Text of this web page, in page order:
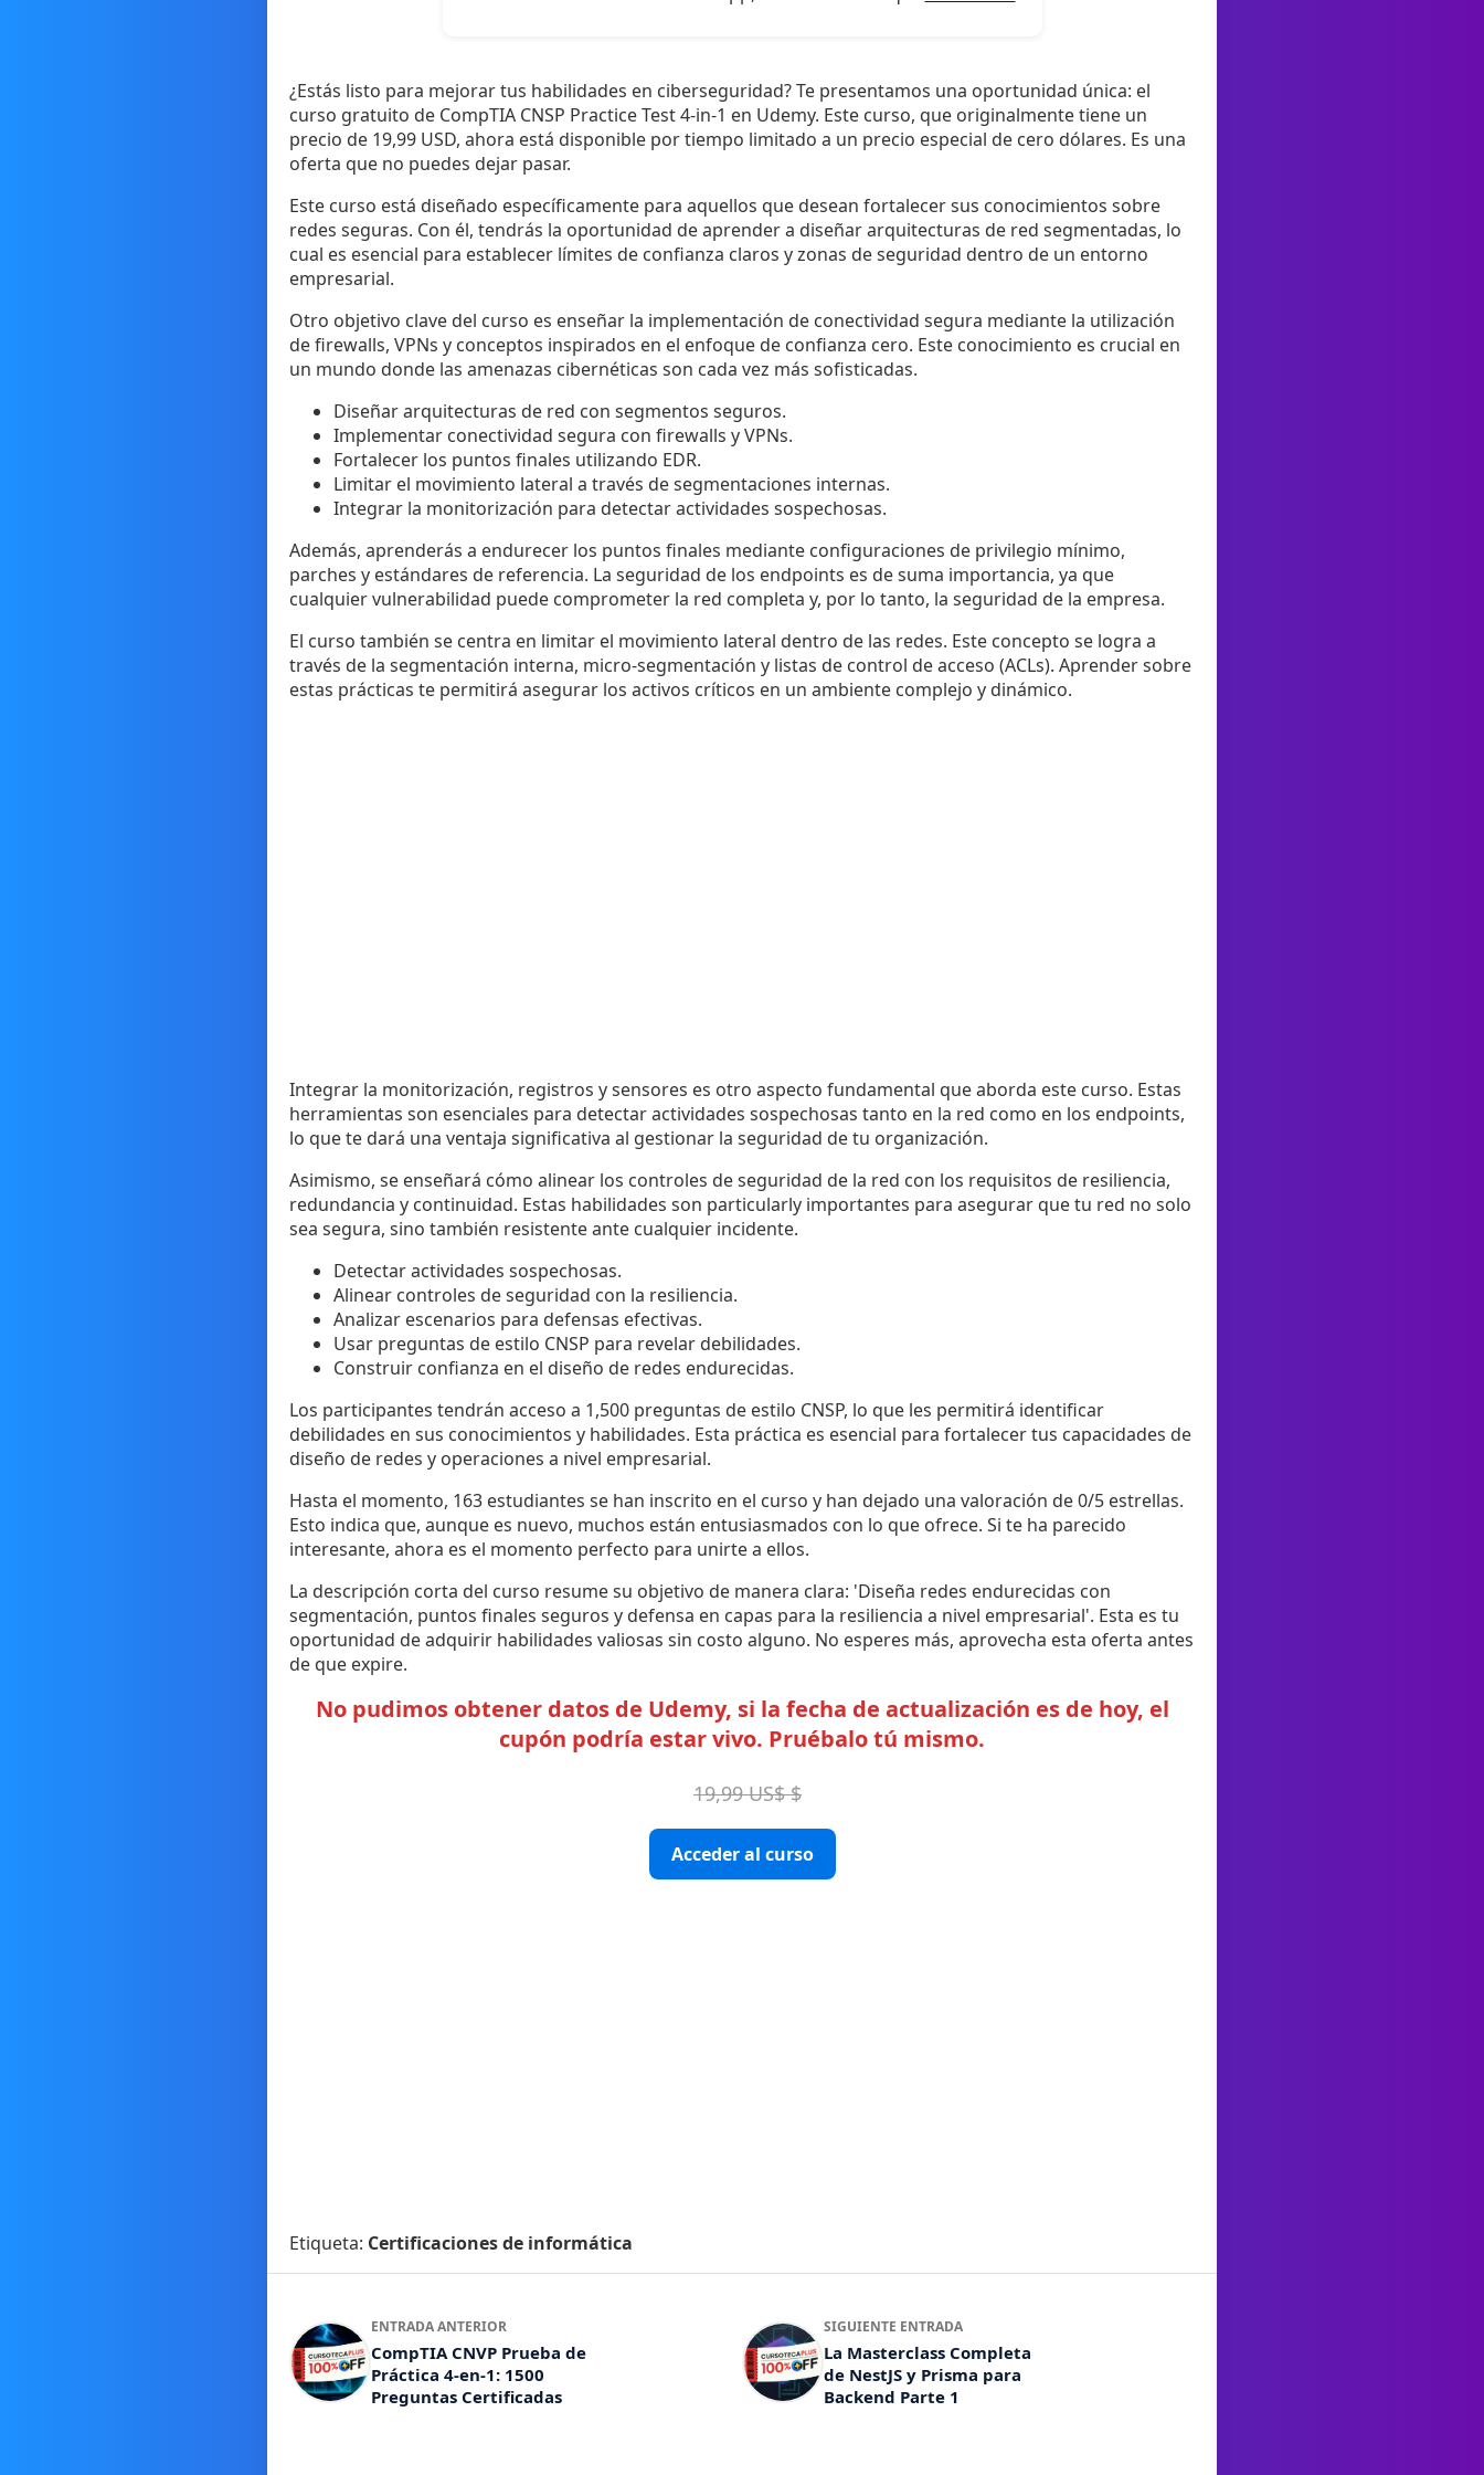
¿Estás listo para mejorar tus habilidades en ciberseguridad? Te presentamos una oportunidad única: el
curso gratuito de CompTIA CNSP Practice Test 4-in-1 en Udemy. Este curso, que originalmente tiene un
precio de 19,99 USD, ahora está disponible por tiempo limitado a un precio especial de cero dólares. Es una
oferta que no puedes dejar pasar.
Este curso está diseñado específicamente para aquellos que desean fortalecer sus conocimientos sobre
redes seguras. Con él, tendrás la oportunidad de aprender a diseñar arquitecturas de red segmentadas, lo
cual es esencial para establecer límites de confianza claros y zonas de seguridad dentro de un entorno
empresarial.
Otro objetivo clave del curso es enseñar la implementación de conectividad segura mediante la utilización
de firewalls, VPNs y conceptos inspirados en el enfoque de confianza cero. Este conocimiento es crucial en
un mundo donde las amenazas cibernéticas son cada vez más sofisticadas.
Diseñar arquitecturas de red con segmentos seguros.
Implementar conectividad segura con firewalls y VPNs.
Fortalecer los puntos finales utilizando EDR.
Limitar el movimiento lateral a través de segmentaciones internas.
Integrar la monitorización para detectar actividades sospechosas.
Además, aprenderás a endurecer los puntos finales mediante configuraciones de privilegio mínimo,
parches y estándares de referencia. La seguridad de los endpoints es de suma importancia, ya que
cualquier vulnerabilidad puede comprometer la red completa y, por lo tanto, la seguridad de la empresa.
El curso también se centra en limitar el movimiento lateral dentro de las redes. Este concepto se logra a
través de la segmentación interna, micro-segmentación y listas de control de acceso (ACLs). Aprender sobre
estas prácticas te permitirá asegurar los activos críticos en un ambiente complejo y dinámico.
Integrar la monitorización, registros y sensores es otro aspecto fundamental que aborda este curso. Estas
herramientas son esenciales para detectar actividades sospechosas tanto en la red como en los endpoints,
lo que te dará una ventaja significativa al gestionar la seguridad de tu organización.
Asimismo, se enseñará cómo alinear los controles de seguridad de la red con los requisitos de resiliencia,
redundancia y continuidad. Estas habilidades son particularly importantes para asegurar que tu red no solo
sea segura, sino también resistente ante cualquier incidente.
Detectar actividades sospechosas.
Alinear controles de seguridad con la resiliencia.
Analizar escenarios para defensas efectivas.
Usar preguntas de estilo CNSP para revelar debilidades.
Construir confianza en el diseño de redes endurecidas.
Los participantes tendrán acceso a 1,500 preguntas de estilo CNSP, lo que les permitirá identificar
debilidades en sus conocimientos y habilidades. Esta práctica es esencial para fortalecer tus capacidades de
diseño de redes y operaciones a nivel empresarial.
Hasta el momento, 163 estudiantes se han inscrito en el curso y han dejado una valoración de 0/5 estrellas.
Esto indica que, aunque es nuevo, muchos están entusiasmados con lo que ofrece. Si te ha parecido
interesante, ahora es el momento perfecto para unirte a ellos.
La descripción corta del curso resume su objetivo de manera clara: 'Diseña redes endurecidas con
segmentación, puntos finales seguros y defensa en capas para la resiliencia a nivel empresarial'. Esta es tu
oportunidad de adquirir habilidades valiosas sin costo alguno. No esperes más, aprovecha esta oferta antes
de que expire.
No pudimos obtener datos de Udemy, si la fecha de actualización es de hoy, el
cupón podría estar vivo. Pruébalo tú mismo.
19,99 US$ $
Acceder al curso
Etiqueta: Certificaciones de informática
ENTRADA ANTERIOR
CompTIA CNVP Prueba de
Práctica 4-en-1: 1500
Preguntas Certificadas
SIGUIENTE ENTRADA
La Masterclass Completa
de NestJS y Prisma para
Backend Parte 1